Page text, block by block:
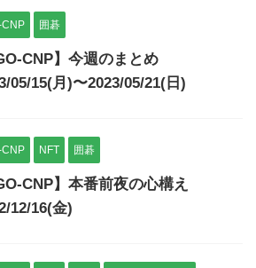
CNP 囲碁
CNP】今週のまとめ
05/15(月)〜2023/05/21(日)
CNP NFT 囲碁
CNP】本番前夜の心構え
12/16(金)